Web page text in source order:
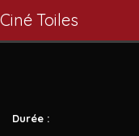
Ciné Toiles
Durée :